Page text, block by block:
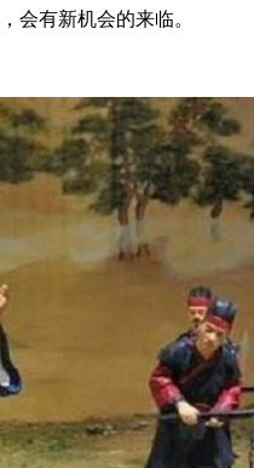
会有新机会的来临。